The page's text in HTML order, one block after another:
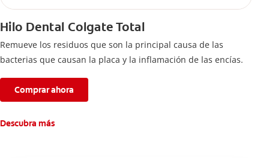
Hilo Dental Colgate Total
Remueve los residuos que son la principal causa de las
bacterias que causan la placa y la inflamación de las encías.
Comprar ahora
Descubra más